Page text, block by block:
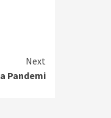
Next
Pandemi